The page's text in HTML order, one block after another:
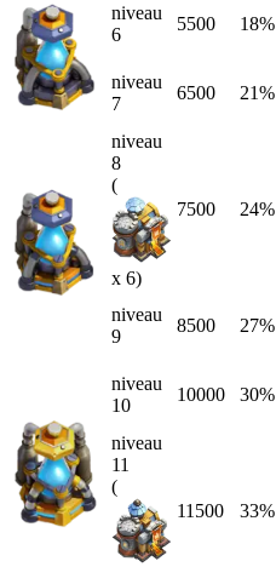
niveau
6
5500 18%
niveau
7
6500 21%
niveau
8
(
x 6)
7500 24%
niveau
9
8500 27%
niveau
10
10000 30%
niveau
11
(
11500 33%